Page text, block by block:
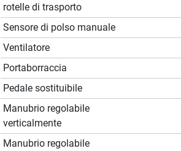
rotelle di trasporto
Sensore di polso manuale
Ventilatore
Portaborraccia
Pedale sostituibile
Manubrio regolabile
verticalmente
Manubrio regolabile